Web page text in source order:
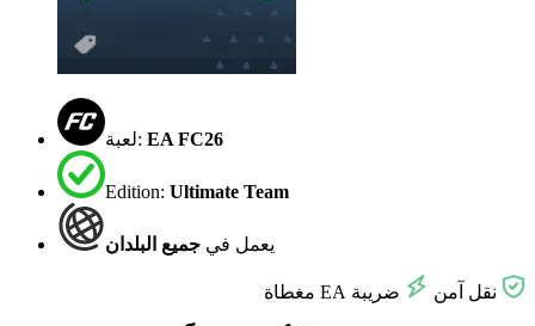
لعبة: EA FC26
Edition: Ultimate Team
يعمل في جميع البلدان
نقل آمن ضريبة EA مغطاة